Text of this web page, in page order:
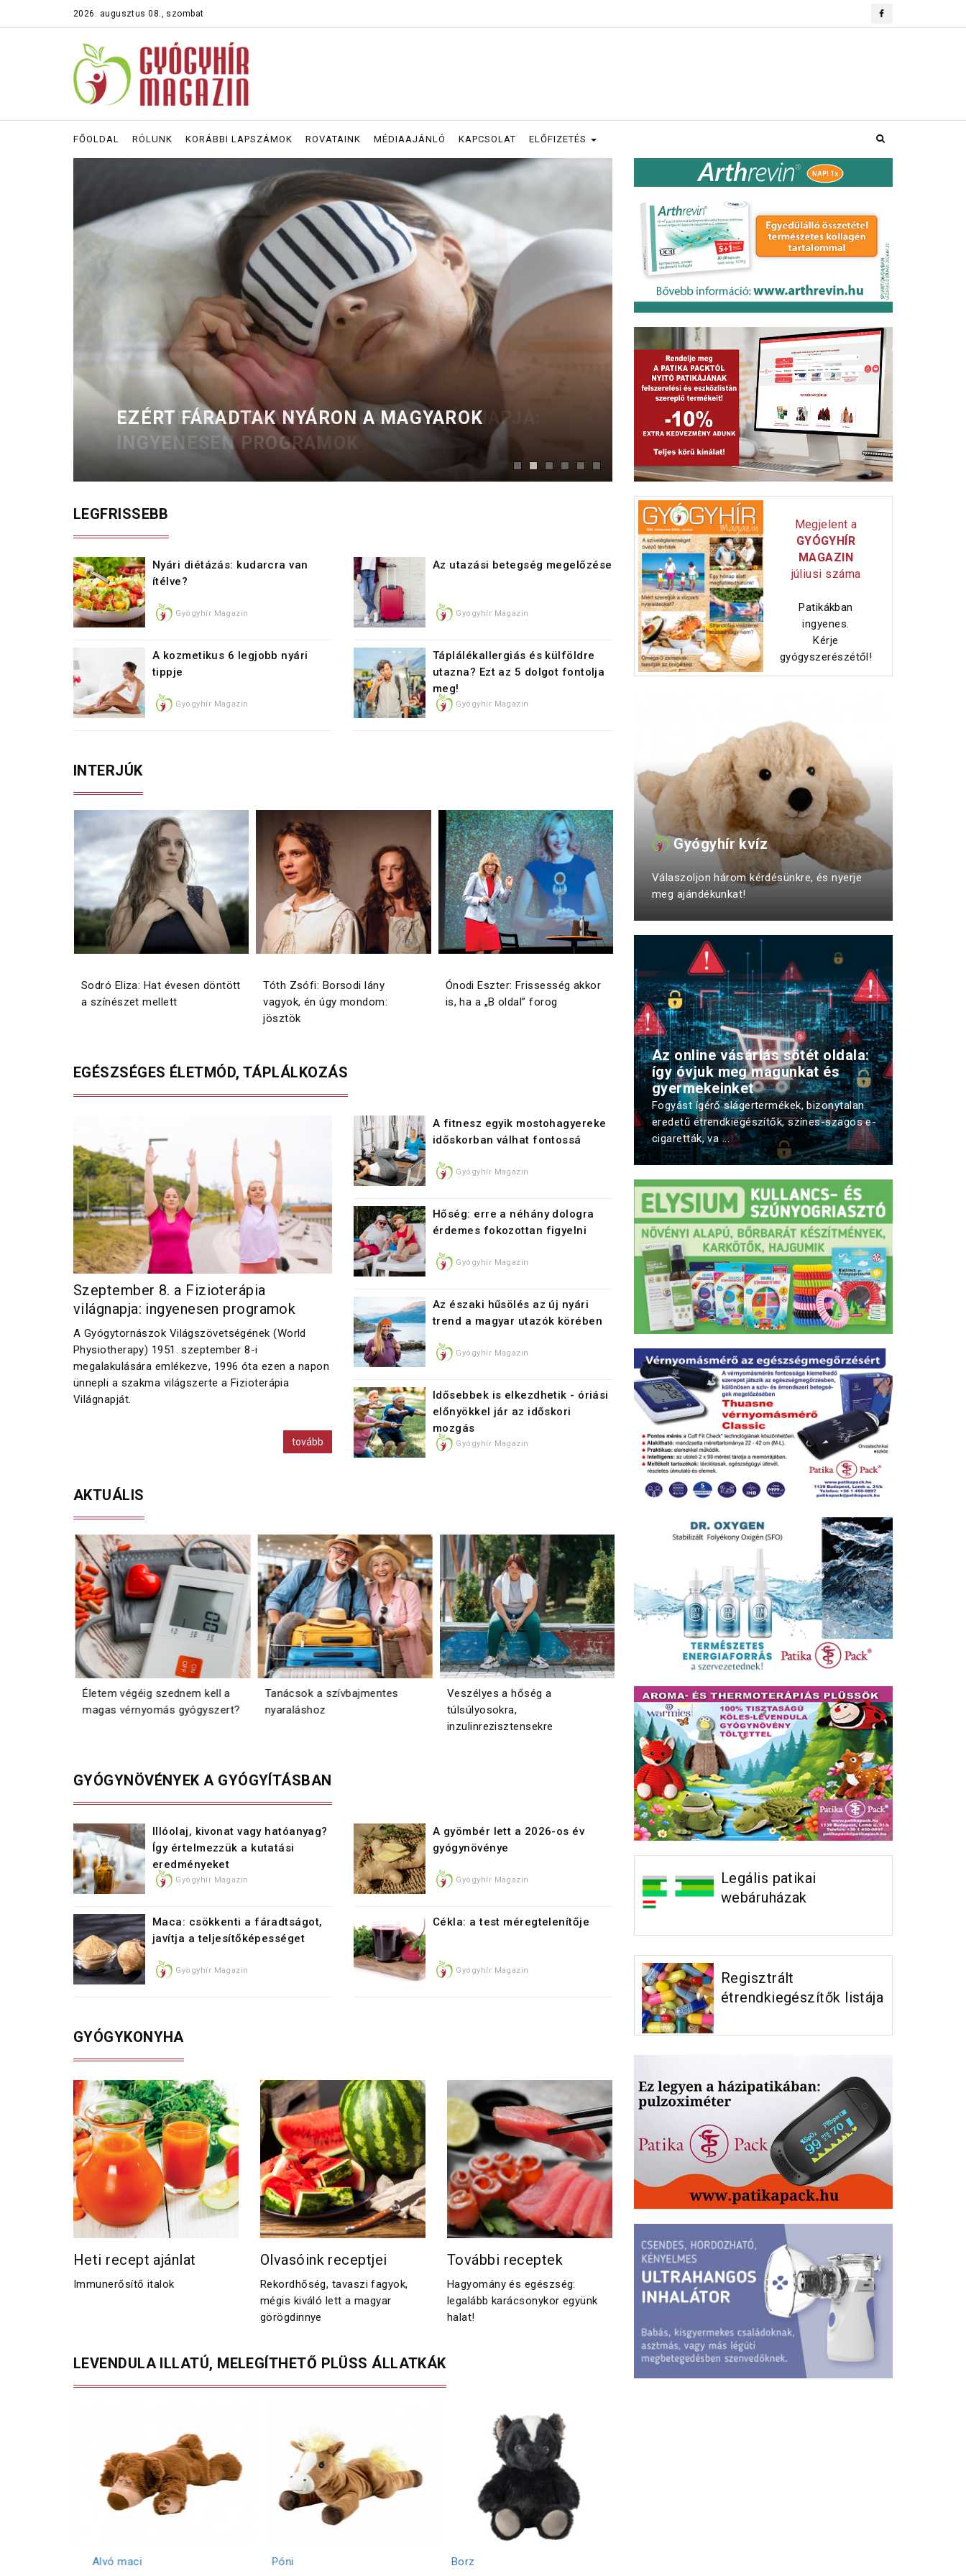
2026. augusztus 08., szombat
FŐOLDAL RÓLUNK KORÁBBI LAPSZÁMOK ROVATAINK MÉDIAAJÁNLÓ KAPCSOLAT ELŐFIZETÉS
EZÉRT FÁRADTAK NYÁRON A MAGYAROK KARDIOLÓGUSOK TANÁCSAI
LEGFRISSEBB
Nyári diétázás: kudarcra van
ítélve?
Gyógyhír Magazin
A kozmetikus 6 legjobb nyári
tippje
Gyógyhír Magazin
Az utazási betegség megelőzése
Gyógyhír Magazin
Táplálékallergiás és külföldre
utazna? Ezt az 5 dolgot fontolja
meg!
Gyógyhír Magazin
INTERJÚK
Sodró Eliza: Hat évesen döntött
a színészet mellett
Tóth Zsófi: Borsodi lány
vagyok, én úgy mondom:
jösztök
Ónodi Eszter: Frissesség akkor
is, ha a „B oldal” forog
Kocsis-M. Brigitta: A coaching
szemlélet sokat adhat a
műsornak
Kálid Artúr: A jó szinkronhang
hozzáadott értéke egy filmnek
EGÉSZSÉGES ÉLETMÓD, TÁPLÁLKOZÁS
Szeptember 8. a Fizioterápia
világnapja: ingyenesen programok
A Gyógytornászok Világszövetségének (World
Physiotherapy) 1951. szeptember 8-i
megalakulására emlékezve, 1996 óta ezen a napon
ünnepli a szakma világszerte a Fizioterápia
Világnapját.
tovább
A fitnesz egyik mostohagyereke
időskorban válhat fontossá
Gyógyhír Magazin
Hőség: erre a néhány dologra
érdemes fokozottan figyelni
Gyógyhír Magazin
Az északi hűsölés az új nyári
trend a magyar utazók körében
Gyógyhír Magazin
Idősebbek is elkezdhetik - óriási
előnyökkel jár az időskori
mozgás
Gyógyhír Magazin
AKTUÁLIS
Életem végéig szednem kell a
magas vérnyomás gyógyszert?
Tanácsok a szívbajmentes
nyaraláshoz
Veszélyes a hőség a
túlsúlyosokra,
inzulinrezisztensekre
Gyermekkori reflux: mikor
szükséges a kivizsgálás?
Hogyan válasszunk a nyári
sportoláshoz napszemüveget?
GYÓGYNÖVÉNYEK A GYÓGYÍTÁSBAN
Illóolaj, kivonat vagy hatóanyag?
Így értelmezzük a kutatási
eredményeket
Gyógyhír Magazin
Maca: csökkenti a fáradtságot,
javítja a teljesítőképességet
Gyógyhír Magazin
A gyömbér lett a 2026-os év
gyógynövénye
Gyógyhír Magazin
Cékla: a test méregtelenítője
Gyógyhír Magazin
GYÓGYKONYHA
Heti recept ajánlat
Immunerősítő italok
Olvasóink receptjei
Rekordhőség, tavaszi fagyok,
mégis kiváló lett a magyar
görögdinnye
További receptek
Hagyomány és egészség:
legalább karácsonykor együnk
halat!
LEVENDULA ILLATÚ, MELEGÍTHETŐ PLÜSS ÁLLATKÁK
Alvó maci Póni Borz
Megjelent a
GYÓGYHÍR
MAGAZIN
júliusi száma
Patikákban
ingyenes.
Kérje
gyógyszerészétől!
Gyógyhír kvíz
Válaszoljon három kérdésünkre, és nyerje
meg ajándékunkat!
Az online vásárlás sötét oldala:
így óvjuk meg magunkat és
gyermekeinket
Fogyást ígérő slágertermékek, bizonytalan
eredetű étrendkiegészítők, színes-szagos e-
cigaretták, va ...
Legális patikai
webáruházak
Regisztrált
étrendkiegészítők listája